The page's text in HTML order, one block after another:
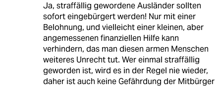
Ja, straffällig gewordene Ausländer sollten
sofort eingebürgert werden! Nur mit einer
Belohnung, und vielleicht einer kleinen, aber
angemessenen finanziellen Hilfe kann
verhindern, das man diesen armen Menschen
weiteres Unrecht tut. Wer einmal straffällig
geworden ist, wird es in der Regel nie wieder,
daher ist auch keine Gefährdung der Mitbürger